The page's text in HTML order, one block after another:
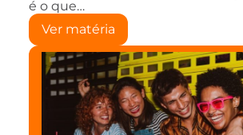
é o que…
Ver matéria